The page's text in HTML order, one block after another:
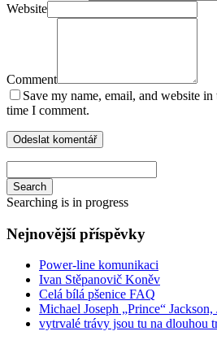
Website
Comment
Save my name, email, and website
time I comment.
Search
Searching is in progress
Nejnovější příspěvky
Power-line komunikaci
Ivan Stěpanovič Koněv
Celá bílá pšenice FAQ
Michael Joseph „Prince“
vytrvalé trávy jsou tu na dlouhou